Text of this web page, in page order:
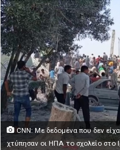
CNN: Με δεδομένα που δεν
χτύπησαν οι ΗΠΑ το σχολείο στο